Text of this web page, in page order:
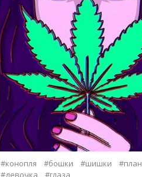
#конопля #бошки #шишки
#план
#девочка
#глаза